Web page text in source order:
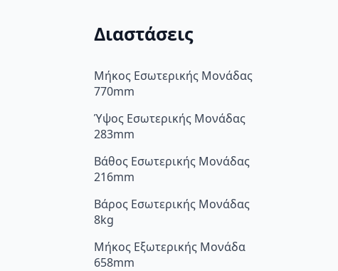
Διαστάσεις
Μήκος Εσωτερικής Μονάδας
770mm
Ύψος Εσωτερικής Μονάδας
283mm
Βάθος Εσωτερικής Μονάδας
216mm
Βάρος Εσωτερικής Μονάδας
8kg
Μήκος Εξωτερικής Μονάδα
658mm